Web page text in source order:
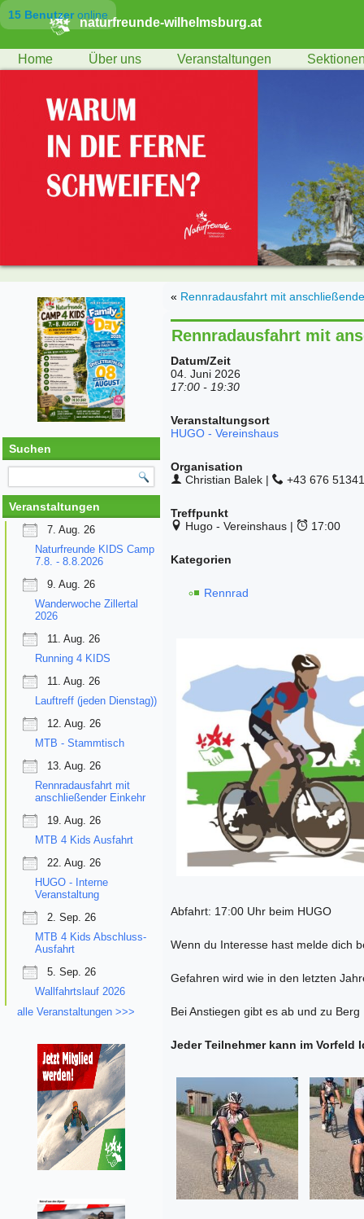
15 Benutzeronline
naturfreunde-wilhelmsburg.at
Home Über uns Veranstaltungen
Suchen
Veranstaltungen
7. Aug. 26
Naturfreunde KIDS Camp
7.8. - 8.8.2026
9. Aug. 26
Wanderwoche Zillertal
2026
11. Aug. 26
Running 4 KIDS
11. Aug. 26
Lauftreff (jeden Dienstag))
12. Aug. 26
MTB - Stammtisch
13. Aug. 26
Rennradausfahrt mit
anschließender Einkehr
19. Aug. 26
MTB 4 Kids Ausfahrt
22. Aug. 26
HUGO - Interne
Veranstaltung
2. Sep. 26
MTB 4 Kids Abschluss-
Ausfahrt
5. Sep. 26
Wallfahrtslauf 2026
alle Veranstaltungen >>>
« Rennradausfahrt mit
Rennradausfahrt mit
Datum/Zeit
04. Juni 2026
17:00 - 19:30
Veranstaltungsort
HUGO - Vereinshaus
Organisation
Christian Balek |
+43 676
Treffpunkt
Hugo - Vereinshaus |
17:00
Kategorien
Rennrad
Abfahrt: 17:00 Uhr beim HUGO
Wenn du Interesse hast melde dich
Gefahren wird wie in den letzten
Bei Anstiegen gibt es ab und zu
Jeder Teilnehmer kann im Vorfeld